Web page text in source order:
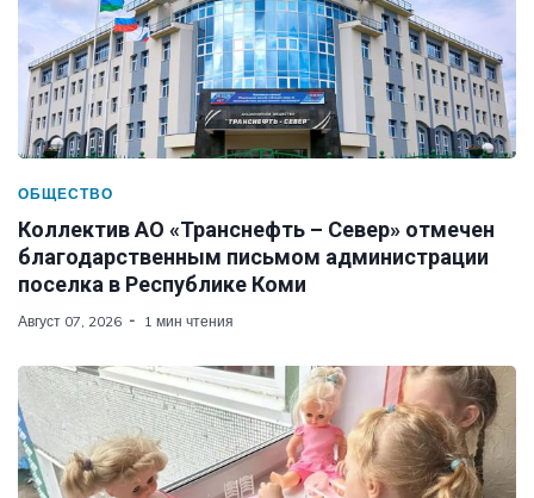
ОБЩЕСТВО
Коллектив АО «Транснефть – Север» отмечен
благодарственным письмом администрации
поселка в Республике Коми
Август 07, 2026 1 мин чтения